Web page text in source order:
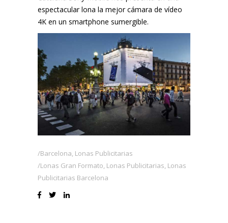
espectacular lona la mejor cámara de vídeo
4K en un smartphone sumergible.
Barcelona, Lonas Publicitarias
Lonas Gran Formato, Lonas Publicitarias, Lonas
Publicitarias Barcelona